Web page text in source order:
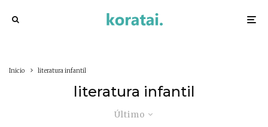
Inicio literatura infantil
literatura infantil
Último